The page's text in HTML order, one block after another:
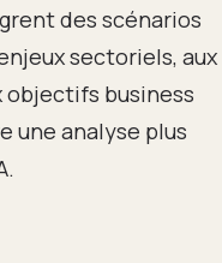
des scénarios
sectoriels, aux
business
une analyse plus